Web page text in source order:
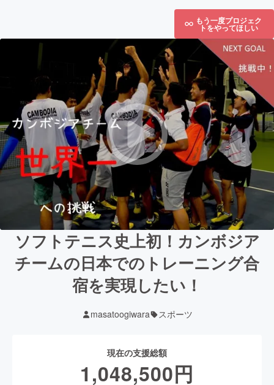
もう一度プロジェク
トをやってほしい
ソフトテニス史上初！カンボジア
チームの日本でのトレーニング合
宿を実現したい！
masatoogiwara スポーツ
現在の支援総額
1,048,500円